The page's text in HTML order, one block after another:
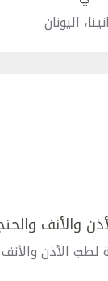
اليونان
والأنف
الأذن والأنف